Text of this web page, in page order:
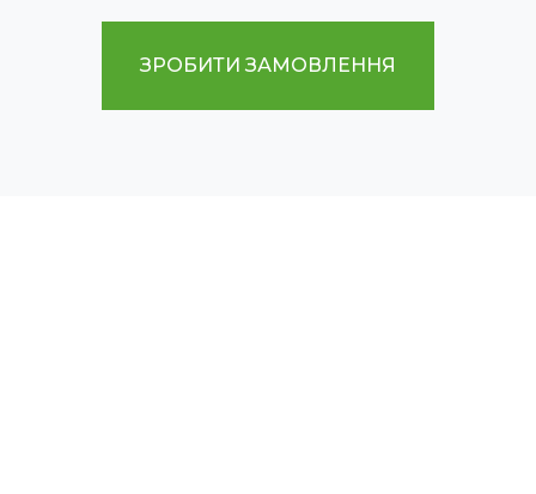
ЗРОБИТИ ЗАМОВЛЕННЯ